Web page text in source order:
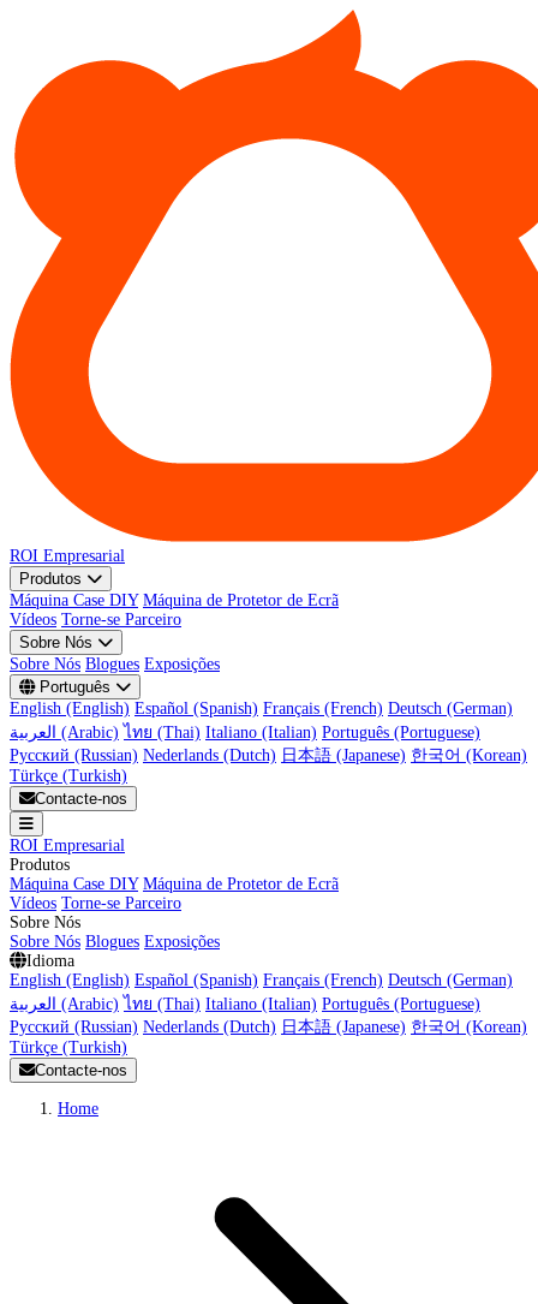
ROI Empresarial
Produtos
Máquina Case DIY Máquina de Protetor de Ecrã
Vídeos Torne-se Parceiro
Sobre Nós
Sobre Nós Blogues Exposições
Português
English (English) Español (Spanish) Français (French) Deutsch (German)
العربية (Arabic) ไทย (Thai) Italiano (Italian) Português (Portuguese)
Русский (Russian) Nederlands (Dutch) 日本語 (Japanese) 한국어 (Korean)
Türkçe (Turkish)
Contacte-nos
ROI Empresarial
Produtos
Máquina Case DIY Máquina de Protetor de Ecrã
Vídeos Torne-se Parceiro
Sobre Nós
Sobre Nós Blogues Exposições
Idioma
English (English) Español (Spanish) Français (French) Deutsch (German)
العربية (Arabic) ไทย (Thai) Italiano (Italian) Português (Portuguese)
Русский (Russian) Nederlands (Dutch) 日本語 (Japanese) 한국어 (Korean)
Türkçe (Turkish)
Contacte-nos
Home